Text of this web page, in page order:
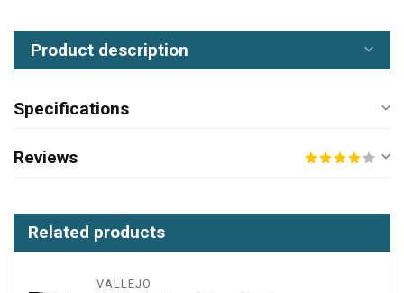
Product description
Specifications
Reviews
Related products
VALLEJO